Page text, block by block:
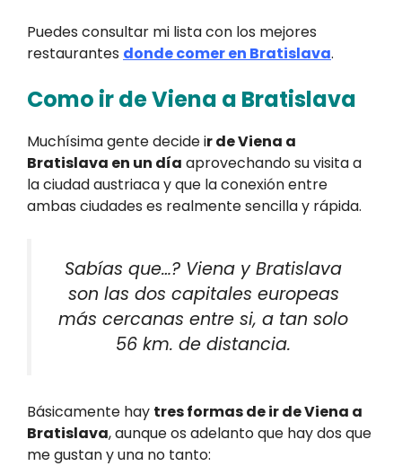
Puedes consultar mi lista con los mejores
restaurantes donde comer en Bratislava.
Como ir de Viena a Bratislava
Muchísima gente decide ir de Viena a
Bratislava en un día aprovechando su visita a
la ciudad austriaca y que la conexión entre
ambas ciudades es realmente sencilla y rápida.
Sabías que…? Viena y Bratislava
son las dos capitales europeas
más cercanas entre si, a tan solo
56 km. de distancia.
Básicamente hay tres formas de ir de Viena a
Bratislava, aunque os adelanto que hay dos que
me gustan y una no tanto: